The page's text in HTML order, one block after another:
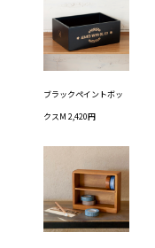
ブラックペイントボッ
クスM 2,420円